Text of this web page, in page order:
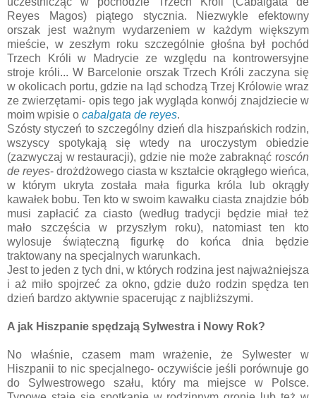
Reyes Magos) piątego stycznia. Niezwykle efektowny
orszak jest ważnym wydarzeniem w każdym większym
mieście, w zeszłym roku szczególnie głośna był pochód
Trzech Króli w Madrycie ze względu na kontrowersyjne
stroje króli... W Barcelonie orszak Trzech Króli zaczyna się
w okolicach portu, gdzie na ląd schodzą Trzej Królowie wraz
ze zwierzętami- opis tego jak wygląda konwój znajdziecie w
moim wpisie o cabalgata de reyes.
Szósty styczeń to szczególny dzień dla hiszpańskich rodzin,
wszyscy spotykają się wtedy na uroczystym obiedzie
(zazwyczaj w restauracji), gdzie nie może zabraknąć roscón
de reyes- drożdżowego ciasta w kształcie okrągłego wieńca,
w którym ukryta została mała figurka króla lub okrągły
kawałek bobu. Ten kto w swoim kawałku ciasta znajdzie bób
musi zapłacić za ciasto (według tradycji będzie miał też
mało szczęścia w przyszłym roku), natomiast ten kto
wylosuje świąteczną figurkę do końca dnia będzie
traktowany na specjalnych warunkach.
Jest to jeden z tych dni, w których rodzina jest najważniejsza
i aż miło spojrzeć za okno, gdzie dużo rodzin spędza ten
dzień bardzo aktywnie spacerując z najbliższymi.
A jak Hiszpanie spędzają Sylwestra i Nowy Rok?
No właśnie, czasem mam wrażenie, że Sylwester w
Hiszpanii to nic specjalnego- oczywiście jeśli porównuje go
do Sylwestrowego szału, który ma miejsce w Polsce.